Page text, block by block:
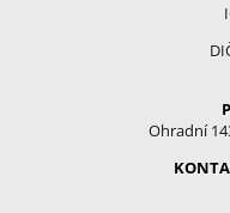
Ohradní